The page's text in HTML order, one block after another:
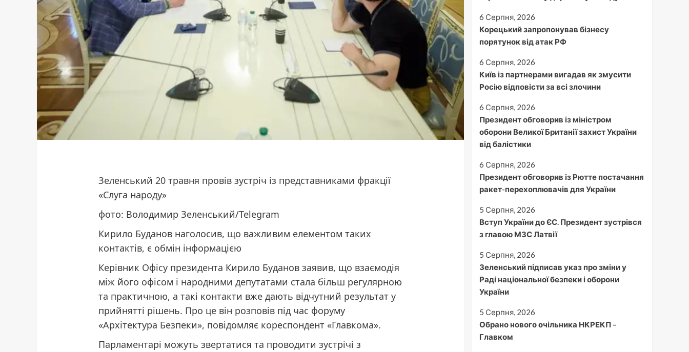
Зеленський 20 травня провів зустріч із представниками фракції
«Слуга народу»
фото: Володимир Зеленський/Telegram
Кирило Буданов наголосив, що важливим елементом таких
контактів, є обмін інформацією
Керівник Офісу президента Кирило Буданов заявив, що взаємодія
між його офісом і народними депутатами стала більш регулярною
та практичною, а такі контакти вже дають відчутний результат у
прийнятті рішень. Про це він розповів під час форуму
«Архітектура Безпеки», повідомляє кореспондент «Главкома».
Парламентарі можуть звертатися та проводити зустрічі з
6 Серпня, 2026
Корецький запропонував бізнесу
порятунок від атак РФ
6 Серпня, 2026
Київ із партнерами вигадав як змусити
Росію відповісти за всі злочини
6 Серпня, 2026
Президент обговорив із міністром
оборони Великої Британії захист України
від балістики
6 Серпня, 2026
Президент обговорив із Рютте постачання
ракет-перехоплювачів для України
5 Серпня, 2026
Вступ України до ЄС. Президент зустрівся
з главою МЗС Латвії
5 Серпня, 2026
Зеленський підписав указ про зміни у
Раді національної безпеки і оборони
України
5 Серпня, 2026
Обрано нового очільника НКРЕКП –
Главком